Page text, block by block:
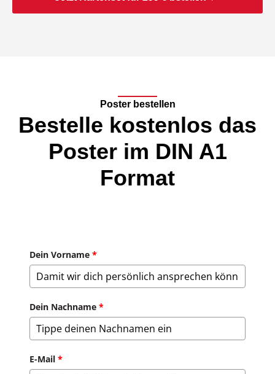
Poster bestellen
Bestelle kostenlos das
Poster im DIN A1
Format